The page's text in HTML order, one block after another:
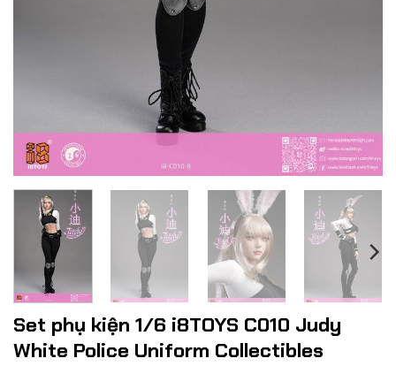
Set phụ kiện 1/6 i8TOYS C010 Judy
White Police Uniform Collectibles